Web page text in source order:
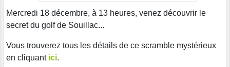
Mercredi 18 décembre, à 13 heures, venez découvrir le
secret du golf de Souillac...
Vous trouverez tous les détails de ce scramble mystérieux
en cliquant ici.